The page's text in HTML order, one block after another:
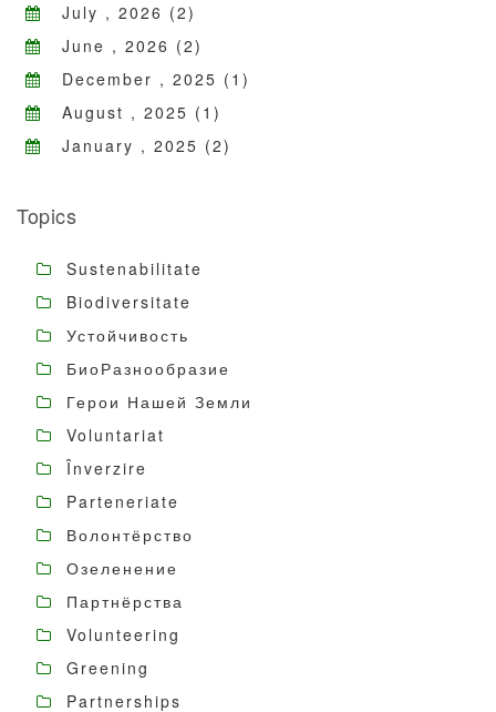
July , 2026 (2)
June , 2026 (2)
December , 2025 (1)
August , 2025 (1)
January , 2025 (2)
Topics
Sustenabilitate
Biodiversitate
Устойчивость
БиоРазнообразие
Герои Нашей Земли
Voluntariat
Înverzire
Parteneriate
Волонтёрство
Озеленение
Партнёрства
Volunteering
Greening
Partnerships